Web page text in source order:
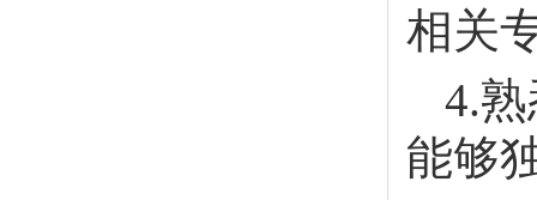
相关
4.
能够